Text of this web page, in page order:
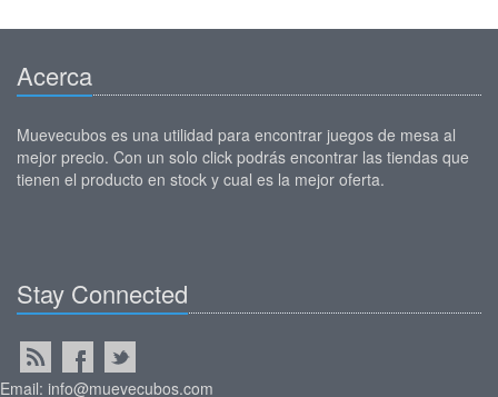
Acerca
Muevecubos es una utilidad para encontrar juegos de mesa al
mejor precio. Con un solo click podrás encontrar las tiendas que
tienen el producto en stock y cual es la mejor oferta.
Stay Connected
Email: info@muevecubos.com